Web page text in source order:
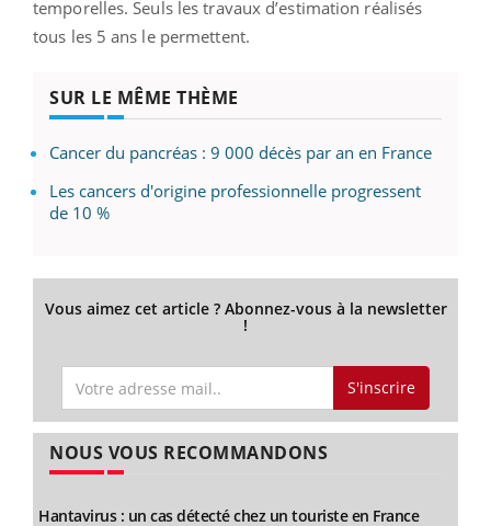
temporelles. Seuls les travaux d’estimation réalisés
tous les 5 ans le permettent.
SUR LE MÊME THÈME
Cancer du pancréas : 9 000 décès par an en France
Les cancers d'origine professionnelle progressent
de 10 %
Vous aimez cet article ? Abonnez-vous à la newsletter
!
S'inscrire
NOUS VOUS RECOMMANDONS
Hantavirus : un cas détecté chez un touriste en France